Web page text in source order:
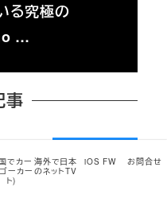
る究極の
…
事
でカー
ーカー
ト)
海外で日本
のネットTV
iOS FW お問合せ